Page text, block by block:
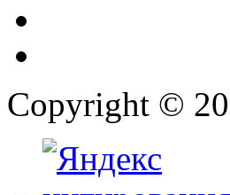
Copyright ©